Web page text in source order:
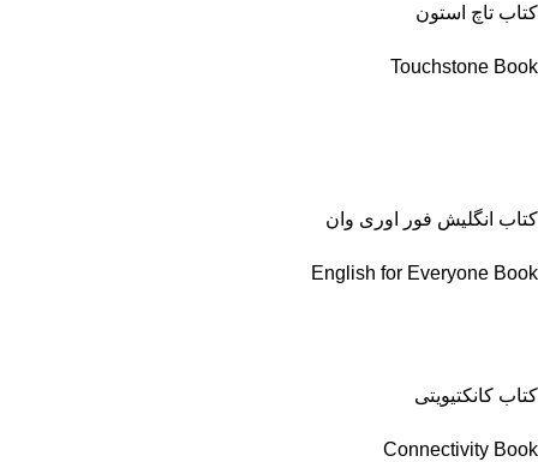
کتاب تاچ استون
Touchstone Book
کتاب انگلیش فور اوری وان
English for Everyone Book
کتاب کانکتیویتی
Connectivity Book